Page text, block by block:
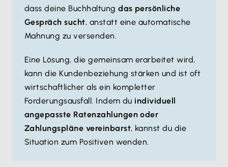
dass deine Buchhaltungdas persönliche
Gespräch sucht, anstatt eine automatische
Mahnung zu versenden.
Eine Lösung, die gemeinsam erarbeitet wird,
kann die Kundenbeziehung stärken und ist oft
wirtschaftlicher als ein kompletter
Forderungsausfall. Indem du individuell
angepasste Ratenzahlungen oder
Zahlungspläne vereinbarst, kannst du die
Situation zum Positiven wenden.